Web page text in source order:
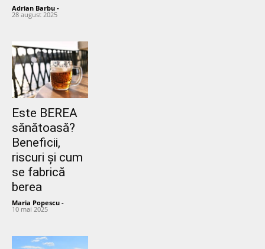
Adrian Barbu -
28 august 2025
Este BEREA
sănătoasă?
Beneficii,
riscuri și cum
se fabrică
berea
Maria Popescu -
10 mai 2025